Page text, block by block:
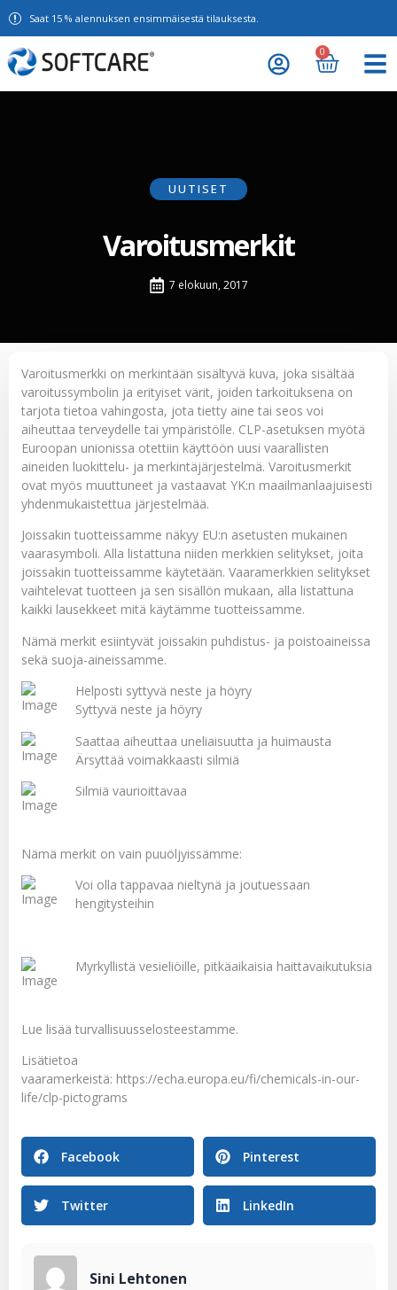
Saat 15 % alennuksen ensimmäisestä tilauksesta.
0
UUTISET
Varoitusmerkit
7 elokuun, 2017
Varoitusmerkki on merkintään sisältyvä kuva, joka sisältää
varoitussymbolin ja erityiset värit, joiden tarkoituksena on
tarjota tietoa vahingosta, jota tietty aine tai seos voi
aiheuttaa terveydelle tai ympäristölle. CLP-asetuksen myötä
Euroopan unionissa otettiin käyttöön uusi vaarallisten
aineiden luokittelu- ja merkintäjärjestelmä. Varoitusmerkit
ovat myös muuttuneet ja vastaavat YK:n maailmanlaajuisesti
yhdenmukaistettua järjestelmää.
Joissakin tuotteissamme näkyy EU:n asetusten mukainen
vaarasymboli. Alla listattuna niiden merkkien selitykset, joita
joissakin tuotteissamme käytetään. Vaaramerkkien selitykset
vaihtelevat tuotteen ja sen sisällön mukaan, alla listattuna
kaikki lausekkeet mitä käytämme tuotteissamme.
Nämä merkit esiintyvät joissakin puhdistus- ja poistoaineissa
sekä suoja-aineissamme.
Helposti syttyvä neste ja höyry
Syttyvä neste ja höyry
Saattaa aiheuttaa uneliaisuutta ja huimausta
Ärsyttää voimakkaasti silmiä
Silmiä vaurioittavaa
Nämä merkit on vain puuöljyissämme:
Voi olla tappavaa nieltynä ja joutuessaan
hengitysteihin
Myrkyllistä vesieliöille, pitkäaikaisia haittavaikutuksia
Lue lisää turvallisuusselosteestamme.
Lisätietoa
vaaramerkeistä: https://echa.europa.eu/fi/chemicals-in-our-
life/clp-pictograms
Facebook Pinterest
Twitter LinkedIn
Sini Lehtonen